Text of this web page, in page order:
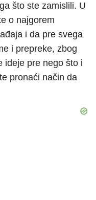
što ste zamislili. U
o najgorem
i da pre svega
i prepreke, zbog
ideje pre nego što i
pronaći način da